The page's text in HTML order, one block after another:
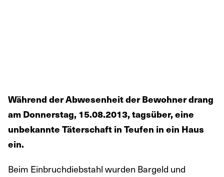
Während der Abwesenheit der Bewohner drang
am Donnerstag, 15.08.2013, tagsüber, eine
unbekannte Täterschaft in Teufen in ein Haus
ein.
Beim Einbruchdiebstahl wurden Bargeld und